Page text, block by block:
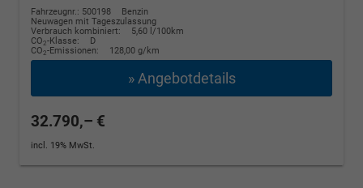
Fahrzeugnr.: 500198
Benzin
Neuwagen mit Tageszulassung
Verbrauch kombiniert:
5,60 l/100km
CO2-Klasse:
D
CO2-Emissionen: 128,00 g/km
» Angebotdetails
32.790,– €
incl. 19% MwSt.